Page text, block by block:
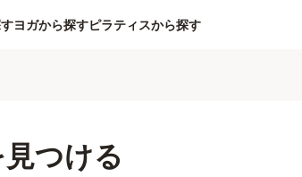
ヨガから探すピラティスから探す
つける